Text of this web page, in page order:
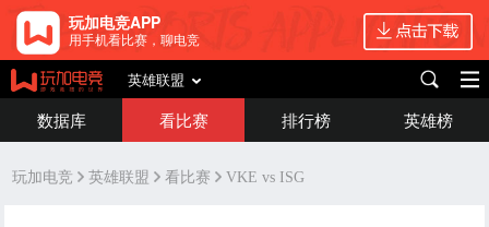
玩加电竞APP
用手机看比赛，聊电竞
英雄联盟
数据库 看比赛 排行榜 英雄榜
玩加电竞 英雄联盟 看比赛 VKE vs ISG